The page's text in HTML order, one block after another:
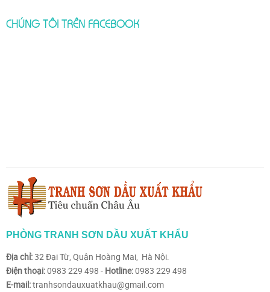
CHÚNG TÔI TRÊN FACEBOOK
PHÒNG TRANH SƠN DẦU XUẤT KHẨU
Địa chỉ:32 Đại Từ, Quận Hoàng Mai, Hà Nội.
Điện thoại:0983 229 498 - Hotline:0983 229 498
E-mail:tranhsondauxuatkhau@gmail.com